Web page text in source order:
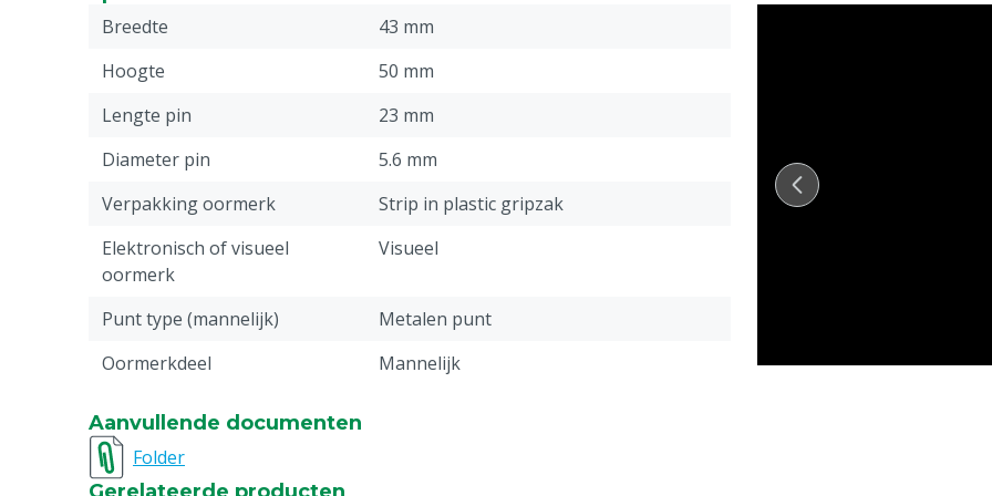
Wetgeving:
Breedte
43 mm
Hoogte
50 mm
Lengte pin
23 mm
Diameter pin
5.6 mm
Verpakking oormerk
Strip in plastic gripzak
Elektronisch of visueel
oormerk
Visueel
Punt type (mannelijk)
Metalen punt
Oormerkdeel
Mannelijk
Bedrukking
Aanvullende documenten
Folder